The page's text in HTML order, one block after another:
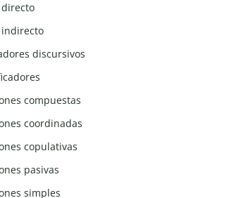
directo
indirecto
discursivos
compuestas
coordinadas
copulativas
pasivas
simples